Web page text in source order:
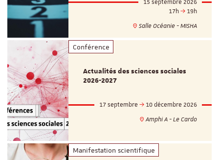
15 septembre 2026
17h
19h
Salle Océanie - MISHA
Conférence
Actualités des sciences sociales
2026-2027
17 septembre
10 décembre 2026
Amphi A - Le Cardo
Manifestation scientifique